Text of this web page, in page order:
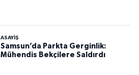
ASAYIŞ
Samsun’da Parkta Gerginlik:
Mühendis Bekçilere Saldırdı